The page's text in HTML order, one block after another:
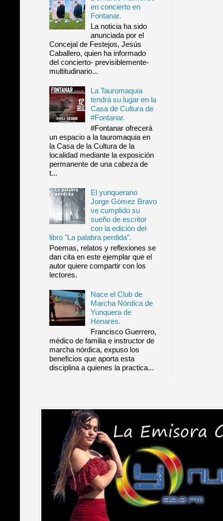
en concierto en
Fontanar.
La noticia ha sido
anunciada por el
Concejal de Festejos, Jesús
Caballero, quien ha informado
del concierto- previsiblemente-
multitudinario...
La Tauromaquia
tendrá su lugar en la
Casa de Cultura de
#Fontanar.
#Fontanar ofrecerá
un espacio a la tauromaquia en
la Casa de la Cultura de la
localidad mediante la exposición
permanente de una cabeza de
t...
El yunquerano
Jorge Gómez Bravo
ve cumplido su
sueño de escritor
con la edición del
libro "La palabra perdida".
Poemas, relatos y reflexiones se
dan cita en este ejemplar que el
autor quiere compartir con los
lectores.
Nace el Club de
Marcha Nórdica de
Yunquera de
Henares.
Francisco Guerrero,
médico de familia e instructor de
marcha nórdica, expuso los
beneficios que aporta esta
disciplina a quienes la practica...